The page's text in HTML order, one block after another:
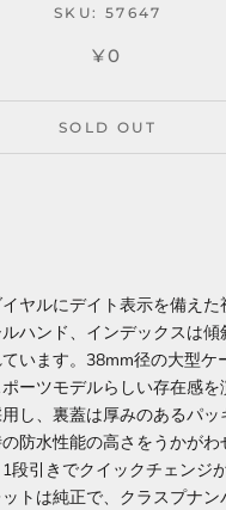
SKU: 57647
¥0
SOLD OUT
ヤルにデイト表示を備え
ハンド、インデックスは傾
います。38mm径の大型ケ
ーツモデルらしい存在感
し、裏蓋は厚みのあるパ
防水性能の高さをうかがわ
段引きでクイックチェンジ
トは純正で、クラスプナ